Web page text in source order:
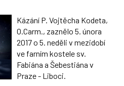
Kázání P. Vojtěcha Kodeta,
O.Carm., zaznělo 5. února
2017 o 5. neděli v mezidobí
ve farním kostele sv.
Fabiána a Šebestiána v
Praze - Liboci.